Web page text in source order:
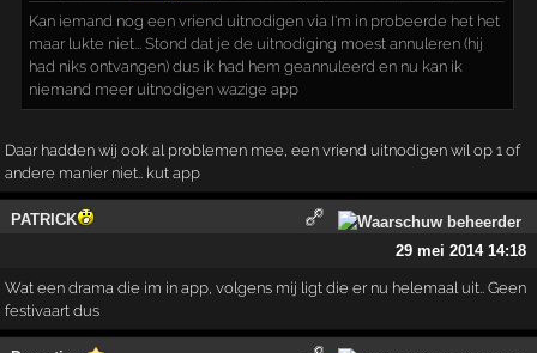
Kan iemand nog een vriend uitnodigen via I'm in probeerde het het
maar lukte niet... Stond dat je de uitnodiging moest annuleren (hij
had niks ontvangen) dus ik had hem geannuleerd en nu kan ik
niemand meer uitnodigen wazige app
Daar hadden wij ook al problemen mee, een vriend uitnodigen wil op 1 of
andere manier niet.. kut app
PATRICK
29 mei 2014 14:18
Wat een drama die im in app, volgens mij ligt die er nu helemaal uit.. Geen
festivaart dus